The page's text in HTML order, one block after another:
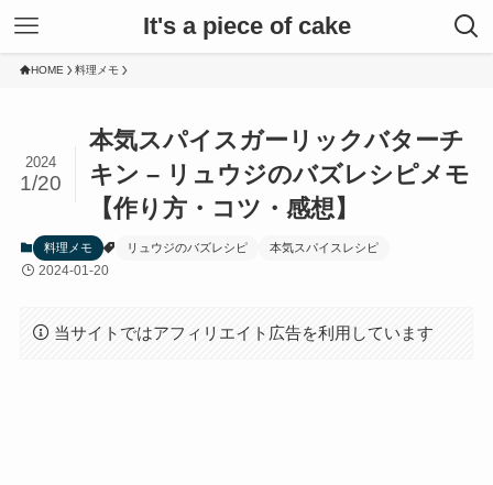
It's a piece of cake
HOME 料理メモ
本気スパイスガーリックバターチ
キン – リュウジのバズレシピメモ
【作り方・コツ・感想】
2024
1/20
料理メモ リュウジのバズレシピ 本気スパイスレシピ
2024-01-20
当サイトではアフィリエイト広告を利用しています